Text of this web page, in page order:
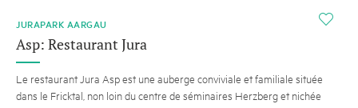
i
JURAPARK AARGAU
Asp: Restaurant Jura
Le restaurant Jura Asp est une auberge conviviale et familiale située
dans le Fricktal, non loin du centre de séminaires Herzberg et nichée